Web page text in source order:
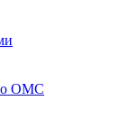
ОМС